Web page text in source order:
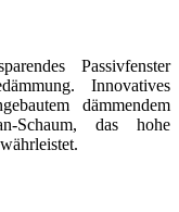
Passivfenster
Innovatives
dämmendem
Schaum, das hohe